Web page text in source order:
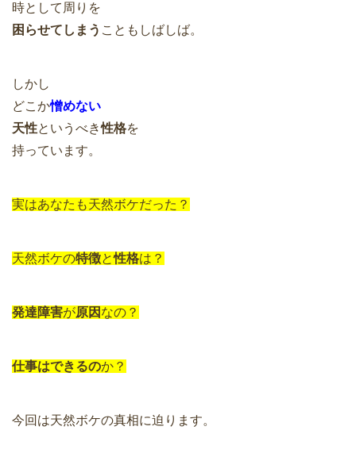
時として周りを
困らせてしまう こともしばしば。
しかし
どこか憎めない
天性というべき性格を
持っています。
実はあなたも天然ボケだった？
天然ボケの特徴と性格は？
発達障害が原因 なの？
仕事はできるのか？
今回は天然ボケの真相に迫ります。